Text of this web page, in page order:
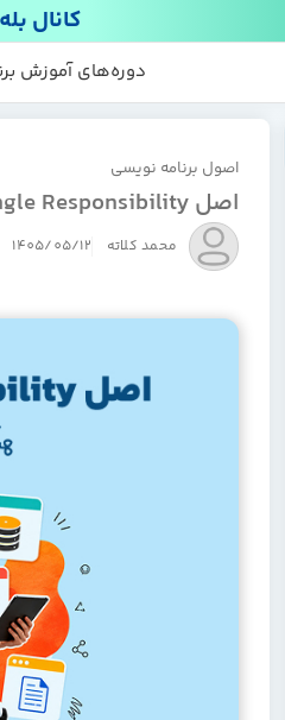
کانال
دوره‌های آموزش
پکیج ها
منابع رایگان
اصول برنامه نویسی
اصل Single Responsibility به زبان ساده!
محمد کلاته 1405/05/12